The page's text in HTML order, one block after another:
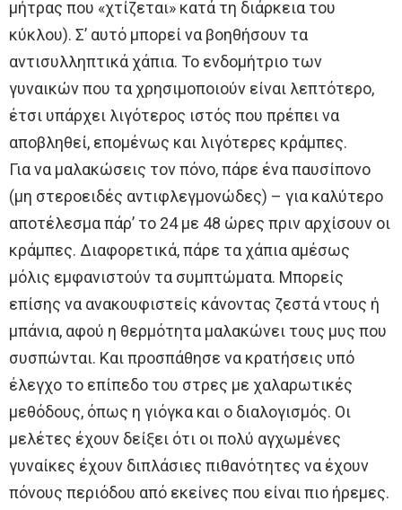
μήτρας που «χτίζεται» κατά τη διάρκεια του
κύκλου). Σ’ αυτό μπορεί να βοηθήσουν τα
αντισυλληπτικά χάπια. Το ενδομήτριο των
γυναικών που τα χρησιμοποιούν είναι λεπτότερο,
έτσι υπάρχει λιγότερος ιστός που πρέπει να
αποβληθεί, επομένως και λιγότερες κράμπες.
Για να μαλακώσεις τον πόνο, πάρε ένα παυσίπονο
(μη στεροειδές αντιφλεγμονώδες) – για καλύτερο
αποτέλεσμα πάρ’ το 24 με 48 ώρες πριν αρχίσουν οι
κράμπες. Διαφορετικά, πάρε τα χάπια αμέσως
μόλις εμφανιστούν τα συμπτώματα. Μπορείς
επίσης να ανακουφιστείς κάνοντας ζεστά ντους ή
μπάνια, αφού η θερμότητα μαλακώνει τους μυς που
συσπώνται. Και προσπάθησε να κρατήσεις υπό
έλεγχο το επίπεδο του στρες με χαλαρωτικές
μεθόδους, όπως η γιόγκα και ο διαλογισμός. Οι
μελέτες έχουν δείξει ότι οι πολύ αγχωμένες
γυναίκες έχουν διπλάσιες πιθανότητες να έχουν
πόνους περιόδου από εκείνες που είναι πιο ήρεμες.